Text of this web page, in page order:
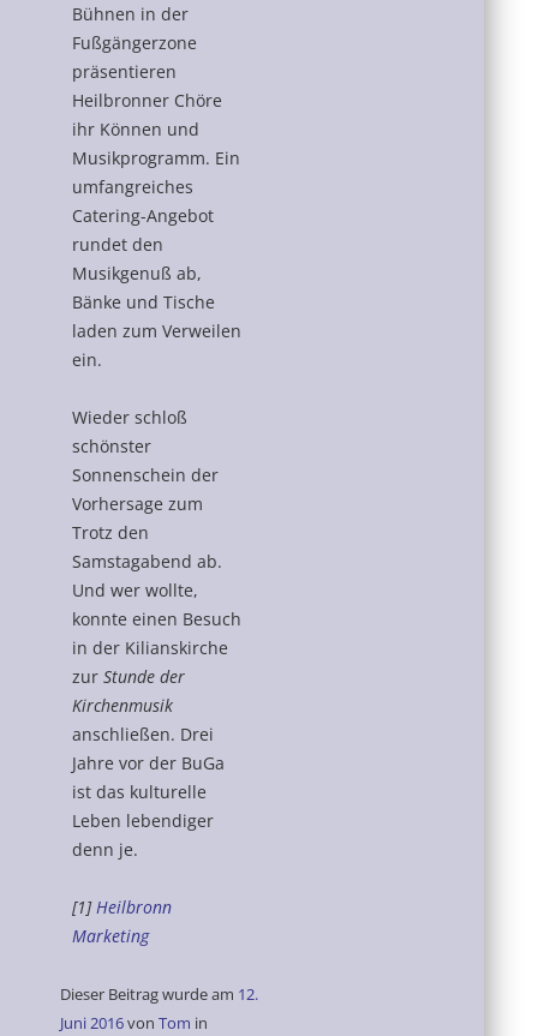
Bühnen in der
Fußgängerzone
präsentieren
Heilbronner Chöre
ihr Können und
Musikprogramm. Ein
umfangreiches
Catering-Angebot
rundet den
Musikgenuß ab,
Bänke und Tische
laden zum Verweilen
ein.
Wieder schloß
schönster
Sonnenschein der
Vorhersage zum
Trotz den
Samstagabend ab.
Und wer wollte,
konnte einen Besuch
in der Kilianskirche
zur Stunde der
Kirchenmusik
anschließen. Drei
Jahre vor der BuGa
ist das kulturelle
Leben lebendiger
denn je.
[1]Heilbronn
Marketing
Dieser Beitrag wurde am 12.
Juni 2016von Tom in